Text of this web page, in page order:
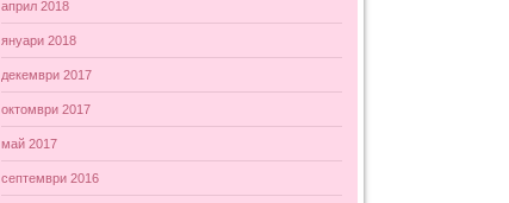
април 2018
януари 2018
декември 2017
октомври 2017
май 2017
септември 2016